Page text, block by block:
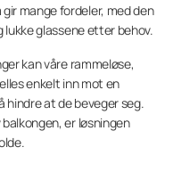
konstruksjoner mot vær
egnet for
mange fordeler, med den
glassene etter behov.
kan våre rammeløse,
enkelt inn mot en
hindre at de beveger seg.
er løsningen